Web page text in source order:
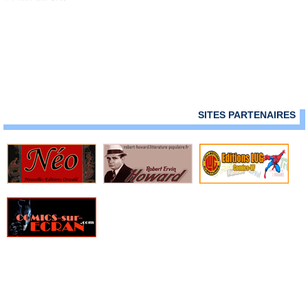
› Mandrake - Mondes mysterieux - 123
› Mandrake - Mondes mysterieux - 124
› Mandrake - Mondes mysterieux - 125
› Mandrake - Mondes mysterieux - 126
› Mandrake - Mondes mysterieux - 127
› Mandrake - Mondes mysterieux - 128
› Mandrake - Mondes mysterieux - 129
› Mandrake - Mondes mysterieux - 130
SITES PARTENAIRES